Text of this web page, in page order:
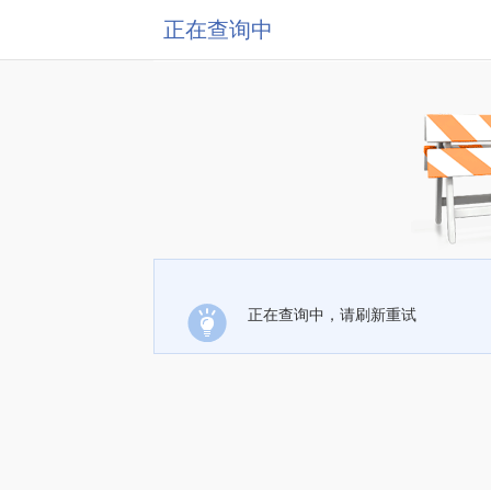
正在查询中
正在查询中，请刷新重试